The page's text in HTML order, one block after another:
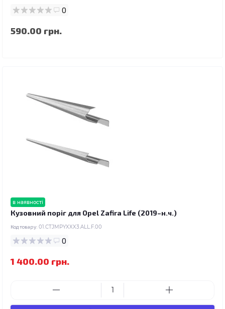
0
590.00 грн.
в наявності
Кузовний поріг для Opel Zafira Life (2019–н.ч.)
Код товару: 01.CTJMPYXXX3.ALL.F.00
0
1 400.00 грн.